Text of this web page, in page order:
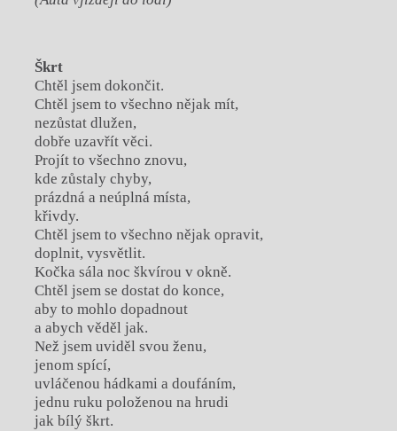
Škrt
Chtěl jsem dokončit.
Chtěl jsem to všechno nějak mít,
nezůstat dlužen,
dobře uzavřít věci.
Projít to všechno znovu,
kde zůstaly chyby,
prázdná a neúplná místa,
křivdy.
Chtěl jsem to všechno nějak opravit,
doplnit, vysvětlit.
Kočka sála noc škvírou v okně.
Chtěl jsem se dostat do konce,
aby to mohlo dopadnout
a abych věděl jak.
Než jsem uviděl svou ženu,
jenom spící,
uvláčenou hádkami a doufáním,
jednu ruku položenou na hrudi
jak bílý škrt.